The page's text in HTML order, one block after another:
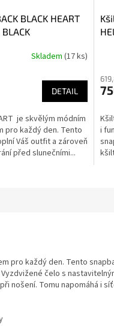
BLACK HEART
Skladem (17 ks)
DETAIL
je skvělým módním
pro každý den. Tento
Váš outfit a zároveň
před slunečními...
i
pro každý den. Tento
čelo s
nošení. Tomu napomáhá i